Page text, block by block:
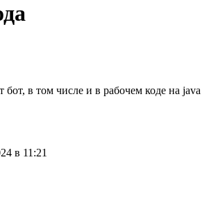
бот, в том числе и в рабочем коде на java
в 11:21